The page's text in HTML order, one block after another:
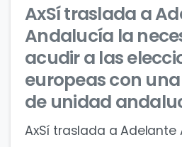
AxSí traslada a
Andalucía la
acudir a las
europeas con
de unidad
AxSí traslada a Adelante